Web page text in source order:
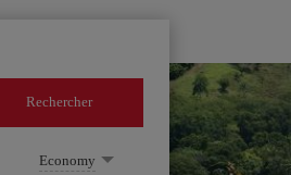
Rechercher
Economy